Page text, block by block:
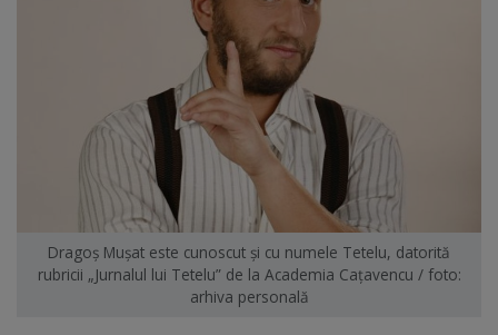
Dragoş Muşat este cunoscut şi cu numele Tetelu, datorită
rubricii „Jurnalul lui Tetelu” de la Academia Caţavencu / foto:
arhiva personală